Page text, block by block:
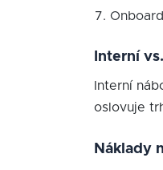
Interní
Interní
oslovuje
Náklady